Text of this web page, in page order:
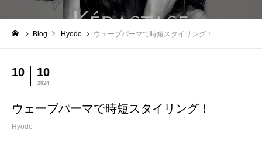
Blog Hyodo ウェーブパーマで時短スタイリング！
10 10
2024
ウェーブパーマで時短スタイリング！
Hyodo